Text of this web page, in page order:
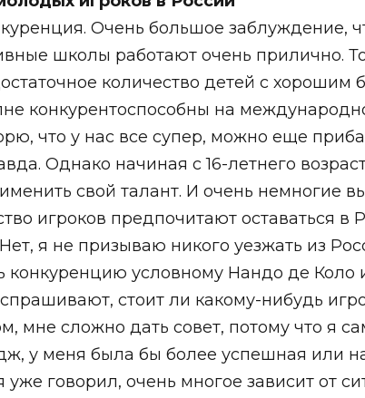
Очень большое заблуждение,
школы работают очень прилично.
количество детей с хорошим
конкурентоспособны на
что у нас все супер, можно еще
Однако начиная с 16-летнего
свой талант. И очень немногие
игроков предпочитают оставаться
я не призываю никого уезжать из
конкуренцию условному Нандо де
стоит ли какому-нибудь
мне сложно дать совет, потому что я
у меня была бы более успешная или
уже говорил, очень многое зависит от